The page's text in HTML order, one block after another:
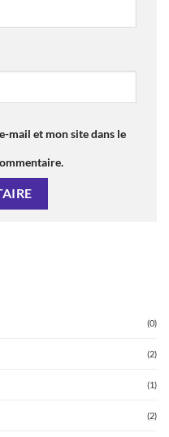
mail et mon site dans le
(0)
(2)
(1)
(2)